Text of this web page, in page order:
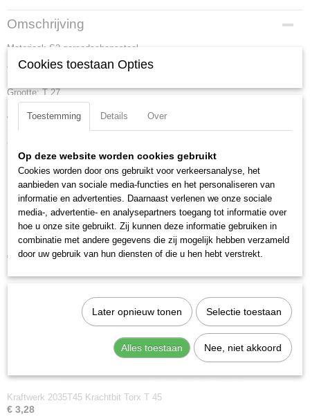
Productcode
305027
EAN code
7612206004459
305027
Omschrijving
Materiaal: S2 gereedschapsstaal
Totale lengte: 30 mm
Grootte: T 27
Aandrijfgrootte: 5/16 inch
Kraftwerk 2035T30 Krachtbit Torx T 30
€ 3,28
Kraftwerk 2035T45 Krachtbit Torx T 45
€ 3,28
Cookies toestaan Opties
Toestemming Details Over
Op deze website worden cookies gebruikt
Cookies worden door ons gebruikt voor verkeersanalyse, het
aanbieden van sociale media-functies en het personaliseren van
informatie en advertenties. Daarnaast verlenen we onze sociale
media-, advertentie- en analysepartners toegang tot informatie over
hoe u onze site gebruikt. Zij kunnen deze informatie gebruiken in
combinatie met andere gegevens die zij mogelijk hebben verzameld
door uw gebruik van hun diensten of die u hen hebt verstrekt.
Later opnieuw tonen Selectie toestaan
Alles toestaan Nee, niet akkoord